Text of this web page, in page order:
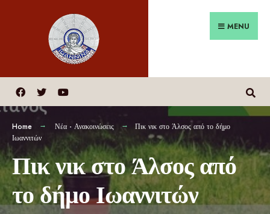
MENU
Home Νέα - Ανακοινώσεις
Πικ νικ στο Άλσος από το δήμο
Ιωαννιτών
Πικ νικ στο Άλσος από
το δήμο Ιωαννιτών